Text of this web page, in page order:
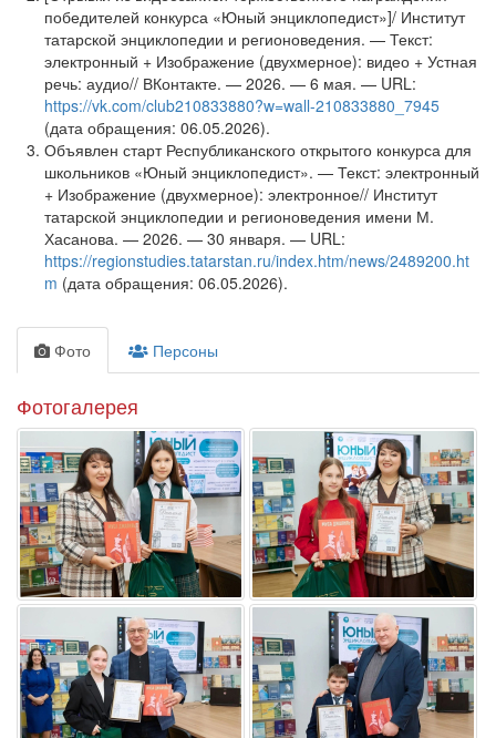
победителей конкурса «Юный энциклопедист»]/ Институт
татарской энциклопедии и регионоведения. — Текст:
электронный + Изображение (двухмерное): видео + Устная
речь: аудио// ВКонтакте. — 2026. — 6 мая. — URL:
https://vk.com/club210833880?w=wall-210833880_7945
(дата обращения: 06.05.2026).
Объявлен старт Республиканского открытого конкурса для
школьников «Юный энциклопедист». — Текст: электронный
+ Изображение (двухмерное): электронное// Институт
татарской энциклопедии и регионоведения имени М.
Хасанова. — 2026. — 30 января. — URL:
https://regionstudies.tatarstan.ru/index.htm/news/2489200.ht
m (дата обращения: 06.05.2026).
Фото Персоны
Фотогалерея